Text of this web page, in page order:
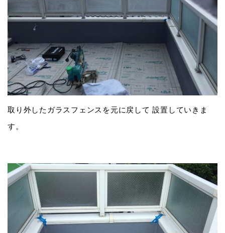
取り外したガラスフェンスを元に戻して 設置していきま
す。